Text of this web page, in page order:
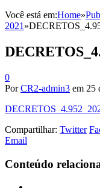
Você está em:Home»
2021 »
0
PorCR2-admin3 em 25
Compartilhar: Twitter
Email
Conteúdo